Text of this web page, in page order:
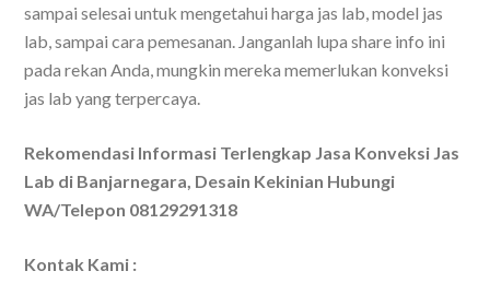
sampai selesai untuk mengetahui harga jas lab, model jas
lab, sampai cara pemesanan. Janganlah lupa share info ini
pada rekan Anda, mungkin mereka memerlukan konveksi
jas lab yang terpercaya.
Rekomendasi Informasi Terlengkap Jasa Konveksi Jas
Lab di Banjarnegara, Desain Kekinian Hubungi
WA/Telepon 08129291318
Kontak Kami :